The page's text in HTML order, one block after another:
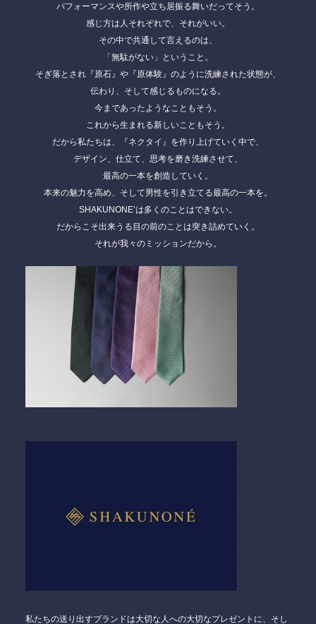
パフォーマンスや所作や立ち居振る舞いだってそう。
感じ方は人それぞれで、それがいい。
その中で共通して言えるのは、
「無駄がない」ということ。
そぎ落とされ『原石』や『原体験』のように洗練された状態が、
伝わり、そして感じるものになる。
今まであったようなこともそう。
これから生まれる新しいこともそう。
だから私たちは、『ネクタイ』を作り上げていく中で、
デザイン、仕立て、思考を磨き洗練させて、
最高の一本を創造していく。
本来の魅力を高め、そして男性を引き立てる最高の一本を。
SHAKUNONE’は多くのことはできない。
だからこそ出来うる目の前のことは突き詰めていく。
それが我々のミッションだから。
私たちの送り出すブランドは大切な人への大切なプレゼントに、そし